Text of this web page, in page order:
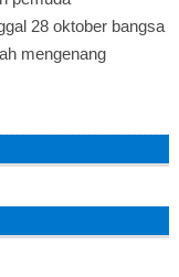
28 oktober bangsa
mengenang